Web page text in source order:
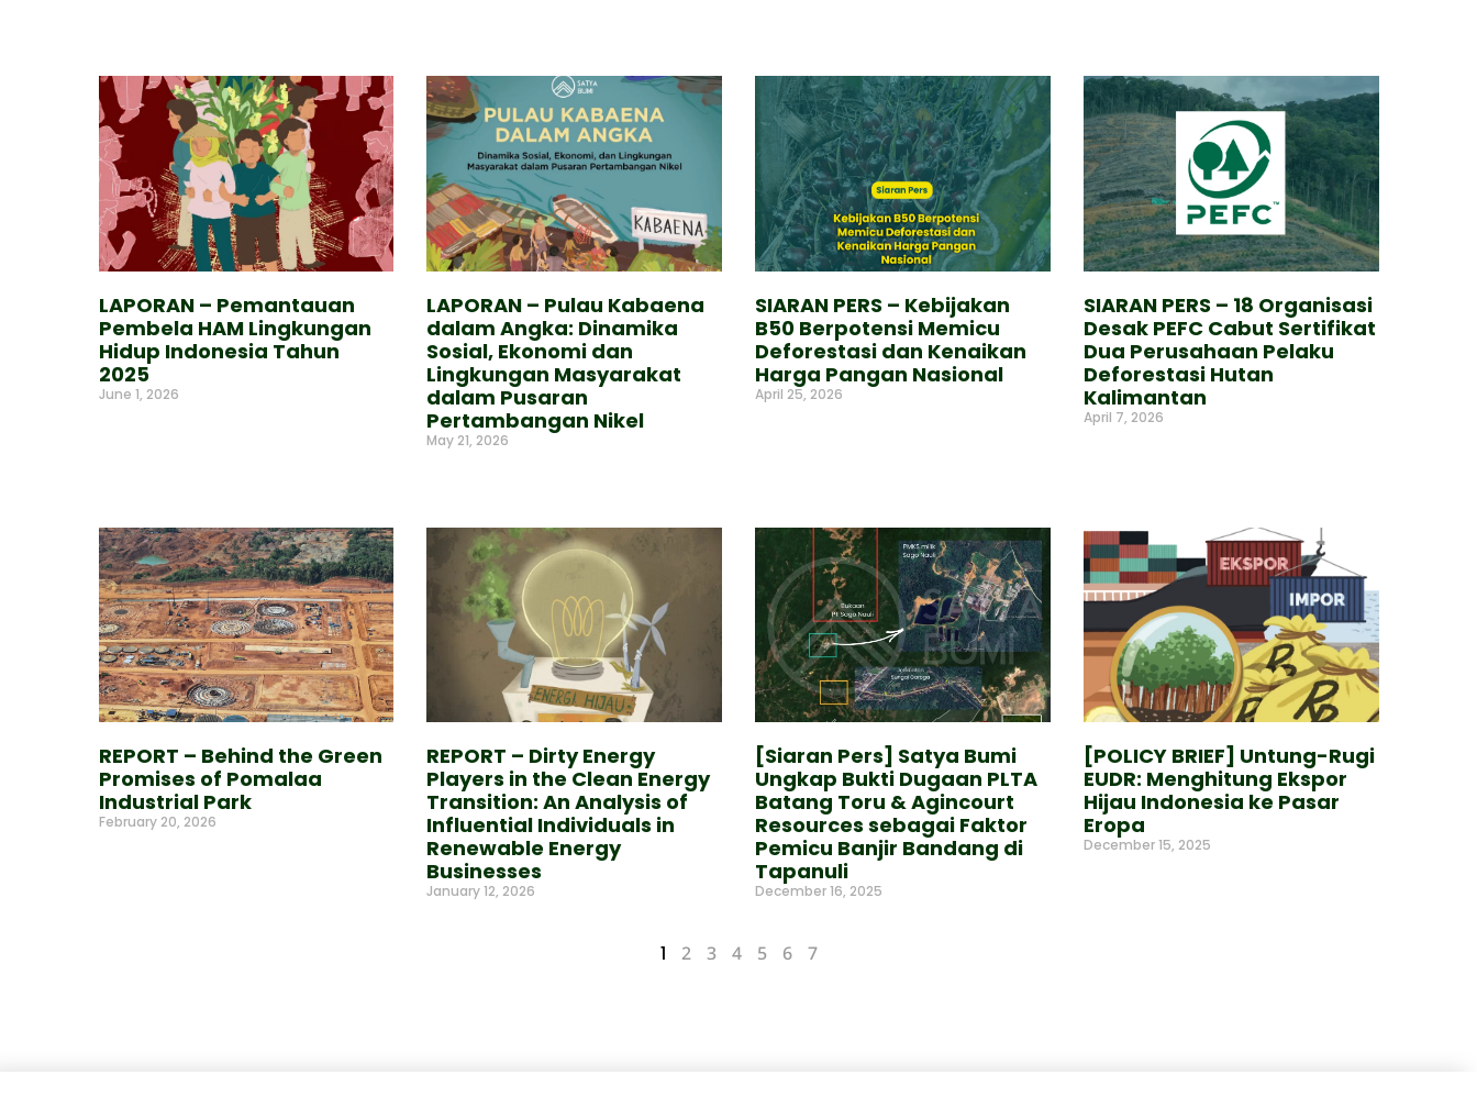
LAPORAN – Pemantauan
Pembela HAM Lingkungan
Hidup Indonesia Tahun
2025
June 1, 2026
LAPORAN – Pulau Kabaena
dalam Angka: Dinamika
Sosial, Ekonomi dan
Lingkungan Masyarakat
dalam Pusaran
Pertambangan Nikel
May 21, 2026
SIARAN PERS – Kebijakan
B50 Berpotensi Memicu
Deforestasi dan Kenaikan
Harga Pangan Nasional
April 25, 2026
SIARAN PERS – 18 Organisasi
Desak PEFC Cabut Sertifikat
Dua Perusahaan Pelaku
Deforestasi Hutan
Kalimantan
April 7, 2026
REPORT – Behind the Green
Promises of Pomalaa
Industrial Park
February 20, 2026
REPORT – Dirty Energy
Players in the Clean Energy
Transition: An Analysis of
Influential Individuals in
Renewable Energy
Businesses
January 12, 2026
[Siaran Pers] Satya Bumi
Ungkap Bukti Dugaan PLTA
Batang Toru & Agincourt
Resources sebagai Faktor
Pemicu Banjir Bandang di
Tapanuli
December 16, 2025
[POLICY BRIEF] Untung-Rugi
EUDR: Menghitung Ekspor
Hijau Indonesia ke Pasar
Eropa
December 15, 2025
1 2 3 4 5 6 7